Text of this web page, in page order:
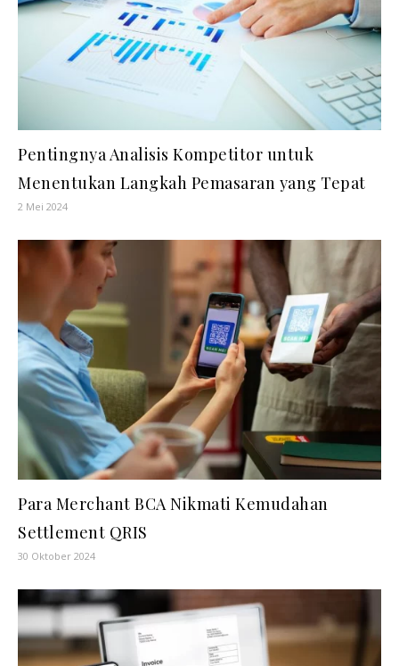
Pentingnya Analisis Kompetitor untuk
Menentukan Langkah Pemasaran yang Tepat
2 Mei 2024
Para Merchant BCA Nikmati Kemudahan
Settlement QRIS
30 Oktober 2024